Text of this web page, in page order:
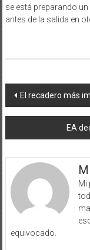
se está preparando un
antes de la salida en
Navegación
de
entradas
El recadero más
EA
Mi
equivocado.